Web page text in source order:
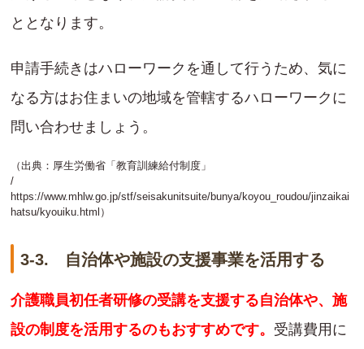
ととなります。
申請手続きはハローワークを通して行うため、気に
なる方はお住まいの地域を管轄するハローワークに
問い合わせましょう。
（出典：厚生労働省「教育訓練給付制度」
/
https://www.mhlw.go.jp/stf/seisakunitsuite/bunya/koyou_roudou/jinzaikai
hatsu/kyouiku.html ）
3-3. 自治体や施設の支援事業を活用する
介護職員初任者研修の受講を支援する自治体や、施
設の制度を活用するのもおすすめです。 受講費用に